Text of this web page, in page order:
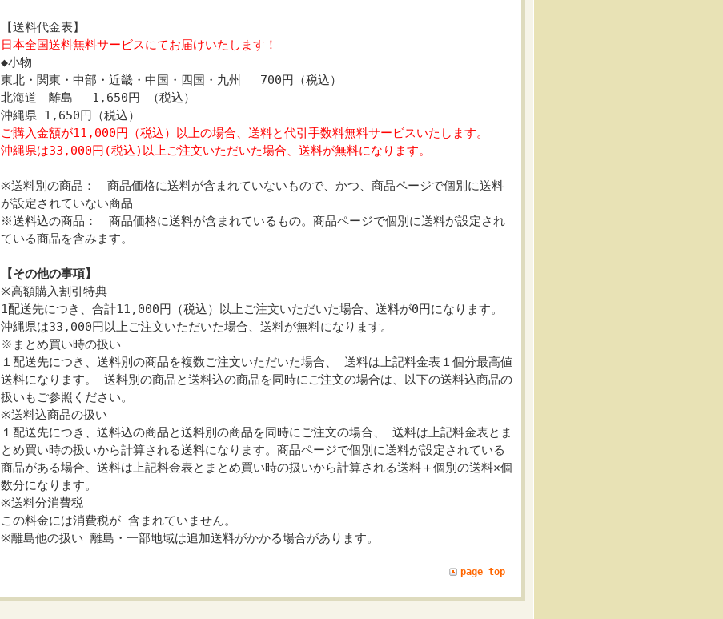
【送料代金表】
日本全国送料無料サービスにてお届けいたします！
◆小物
東北・関東・中部・近畿・中国・四国・九州 700円（税込）
北海道 離島 1,650円 （税込）
沖縄県 1,650円（税込）
ご購入金額が11,000円（税込）以上の場合、送料と代引手数料無料サービスいたします。
沖縄県は33,000円(税込)以上ご注文いただいた場合、送料が無料になります。
※送料別の商品： 商品価格に送料が含まれていないもので、かつ、商品ページで個別に送料
が設定されていない商品
※送料込の商品： 商品価格に送料が含まれているもの。商品ページで個別に送料が設定され
ている商品を含みます。
【その他の事項】
※高額購入割引特典
1配送先につき、合計11,000円（税込）以上ご注文いただいた場合、送料が0円になります。
沖縄県は33,000円以上ご注文いただいた場合、送料が無料になります。
※まとめ買い時の扱い
１配送先につき、送料別の商品を複数ご注文いただいた場合、 送料は上記料金表１個分最高値
送料になります。 送料別の商品と送料込の商品を同時にご注文の場合は、以下の送料込商品の
扱いもご参照ください。
※送料込商品の扱い
１配送先につき、送料込の商品と送料別の商品を同時にご注文の場合、 送料は上記料金表とま
とめ買い時の扱いから計算される送料になります。商品ページで個別に送料が設定されている
商品がある場合、送料は上記料金表とまとめ買い時の扱いから計算される送料＋個別の送料×個
数分になります。
※送料分消費税
この料金には消費税が 含まれていません。
※離島他の扱い 離島・一部地域は追加送料がかかる場合があります。
page top